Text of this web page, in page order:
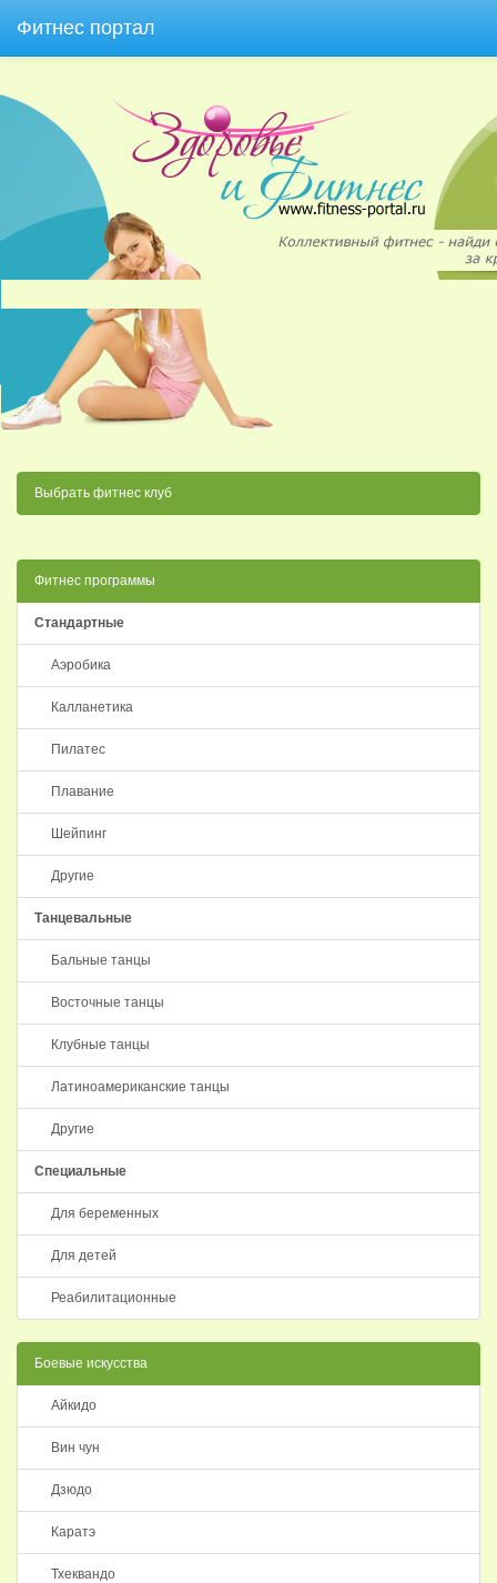
Фитнес портал
Выбрать фитнес клуб
Фитнес программы
Стандартные
Аэробика
Калланетика
Пилатес
Плавание
Шейпинг
Другие
Танцевальные
Бальные танцы
Восточные танцы
Клубные танцы
Латиноамериканские танцы
Другие
Специальные
Для беременных
Для детей
Реабилитационные
Боевые искусства
Айкидо
Вин чун
Дзюдо
Каратэ
Тхеквандо